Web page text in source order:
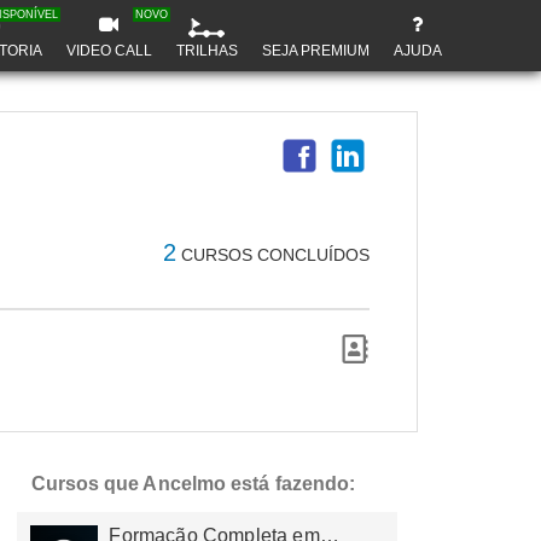
VIDEO CALL
NOVO
TRILHAS SEJA PREMIUM AJUDA
2 CURSOS CONCLUÍDOS
Cursos que Ancelmo está fazendo:
Formação Completa em